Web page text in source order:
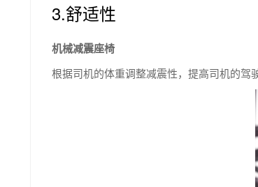
3.舒适性
机械减震座椅
根据司机的体重调整减震性，提高司机的驾